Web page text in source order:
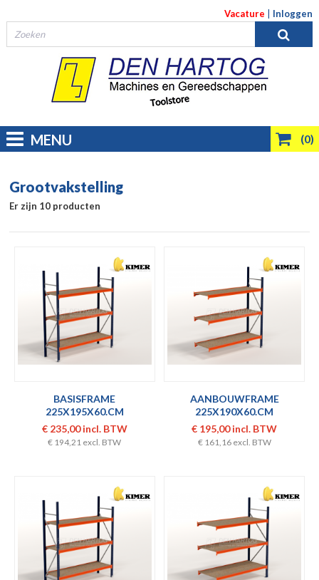
Vacature Inloggen
(0)
MENU
Grootvakstelling
Er zijn 10 producten
BASISFRAME
225X195X60.CM
GROOTVAKSTELLING
€ 235,00 incl. BTW
€ 194,21 excl. BTW
AANBOUWFRAME
225X190X60.CM
GROOTVAKSTELLING
€ 195,00 incl. BTW
€ 161,16 excl. BTW